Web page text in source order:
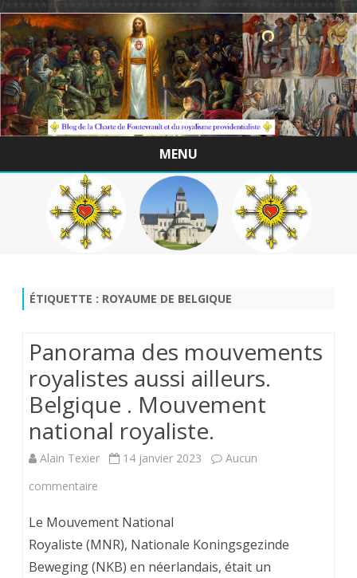
/
MENU
Skip
to
content
ÉTIQUETTE : ROYAUME DE BELGIQUE
Panorama des mouvements
royalistes aussi ailleurs.
Belgique . Mouvement
national royaliste.
Alain Texier 14 janvier 2023
Aucun
commentaire
des
mouvements
Le Mouvement National
Royaliste (MNR), Nationale Koningsgezinde
Beweging (NKB) en néerlandais, était un